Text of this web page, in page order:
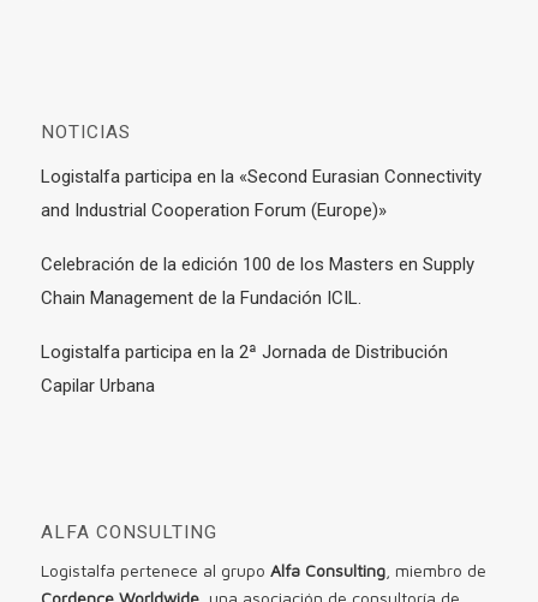
NOTICIAS
Logistalfa participa en la «Second Eurasian Connectivity
and Industrial Cooperation Forum (Europe)»
Celebración de la edición 100 de los Masters en Supply
Chain Management de la Fundación ICIL.
Logistalfa participa en la 2ª Jornada de Distribución
Capilar Urbana
ALFA CONSULTING
Logistalfa pertenece al grupo Alfa Consulting, miembro de
Cordence Worldwide, una asociación de consultoría de